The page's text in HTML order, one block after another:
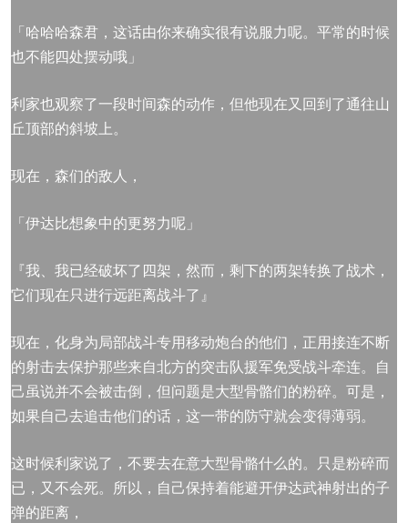
「哈哈哈森君，这话由你来确实很有说服力呢。平常的时候
也不能四处摆动哦」
利家也观察了一段时间森的动作，但他现在又回到了通往山
丘顶部的斜坡上。
现在，森们的敌人，
「伊达比想象中的更努力呢」
『我、我已经破坏了四架，然而，剩下的两架转换了战术，
它们现在只进行远距离战斗了』
现在，化身为局部战斗专用移动炮台的他们，正用接连不断
的射击去保护那些来自北方的突击队援军免受战斗牵连。自
己虽说并不会被击倒，但问题是大型骨骼们的粉碎。可是，
如果自己去追击他们的话，这一带的防守就会变得薄弱。
这时候利家说了，不要去在意大型骨骼什么的。只是粉碎而
已，又不会死。所以，自己保持着能避开伊达武神射出的子
弹的距离，